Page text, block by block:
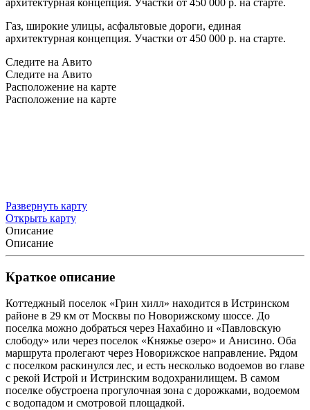
Газ, широкие улицы, асфальтовые дороги, единая
архитектурная концепция. Участки от 450 000 р. на старте.
Следите на Авито
Следите на Авито
Расположение на карте
Расположение на карте
Развернуть карту
Открыть карту
Описание
Описание
Краткое описание
Коттеджный поселок «Грин хилл» находится в Истринском
районе в 29 км от Москвы по Новорижскому шоссе. До
поселка можно добраться через Нахабино и «Павловскую
слободу» или через поселок «Княжье озеро» и Анисино. Оба
маршрута пролегают через Новорижское направление. Рядом
с поселком раскинулся лес, и есть несколько водоемов во главе
с рекой Истрой и Истринским водохранилищем. В самом
поселке обустроена прогулочная зона с дорожками, водоемом
с водопадом и смотровой площадкой.